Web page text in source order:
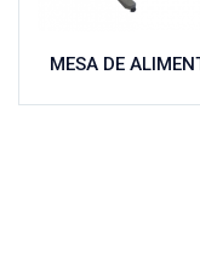
MESA DE